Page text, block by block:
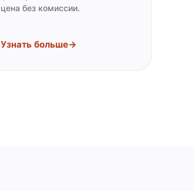
цена без комиссии.
Узнать больше→